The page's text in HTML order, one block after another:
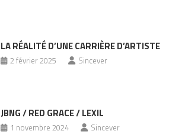
LA RÉALITÉ D’UNE CARRIÈRE D’ARTISTE
2 février 2025 Sincever
JBNG / RED GRACE / LEXIL
1 novembre 2024 Sincever